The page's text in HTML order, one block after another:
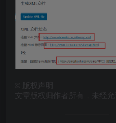
版权声明
文章版权归作者所有，未经允